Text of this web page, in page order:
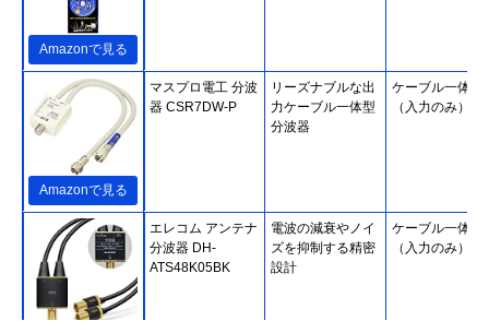
Amazonで見る
Amazonで見る
マスプロ電工 分波
器 CSR7DW-P
リーズナブルな出
力ケーブル一体型
分波器
ケーブル一体型
（入力のみ）
エレコム アンテナ
分波器 DH-
ATS48K05BK
電波の減衰やノイ
ズを抑制する精密
設計
ケーブル一体型
（入力のみ）